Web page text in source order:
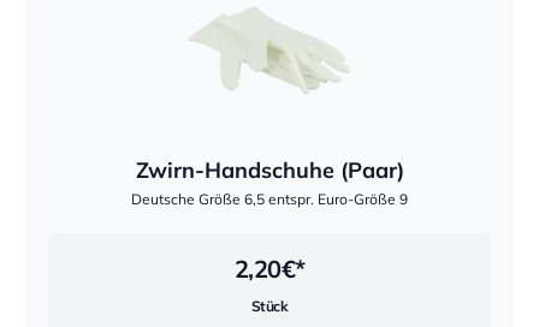
Zwirn-Handschuhe (Paar)
Deutsche Größe 6,5 entspr. Euro-Größe 9
2,20€*
Stück